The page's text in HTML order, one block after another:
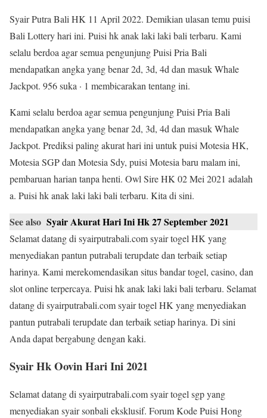
Syair Putra Bali HK 11 April 2022. Demikian ulasan temu puisi
Bali Lottery hari ini. Puisi hk anak laki laki bali terbaru. Kami
selalu berdoa agar semua pengunjung Puisi Pria Bali
mendapatkan angka yang benar 2d, 3d, 4d dan masuk Whale
Jackpot. 956 suka · 1 membicarakan tentang ini.
Kami selalu berdoa agar semua pengunjung Puisi Pria Bali
mendapatkan angka yang benar 2d, 3d, 4d dan masuk Whale
Jackpot. Prediksi paling akurat hari ini untuk puisi Motesia HK,
Motesia SGP dan Motesia Sdy, puisi Motesia baru malam ini,
pembaruan harian tanpa henti. Owl Sire HK 02 Mei 2021 adalah
a. Puisi hk anak laki laki bali terbaru. Kita di sini.
See also Syair Akurat Hari Ini Hk 27 September 2021
Selamat datang di syairputrabali.com syair togel HK yang
menyediakan pantun putrabali terupdate dan terbaik setiap
harinya. Kami merekomendasikan situs bandar togel, casino, dan
slot online terpercaya. Puisi hk anak laki laki bali terbaru. Selamat
datang di syairputrabali.com syair togel HK yang menyediakan
pantun putrabali terupdate dan terbaik setiap harinya. Di sini
Anda dapat bergabung dengan kaki.
Syair Hk Oovin Hari Ini 2021
Selamat datang di syairputrabali.com syair togel sgp yang
menyediakan syair sonbali eksklusif. Forum Kode Puisi Hong